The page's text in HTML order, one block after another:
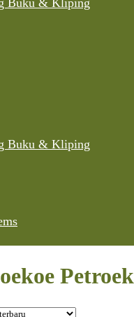
Buku & Kliping
Buku & Kliping
Petroek